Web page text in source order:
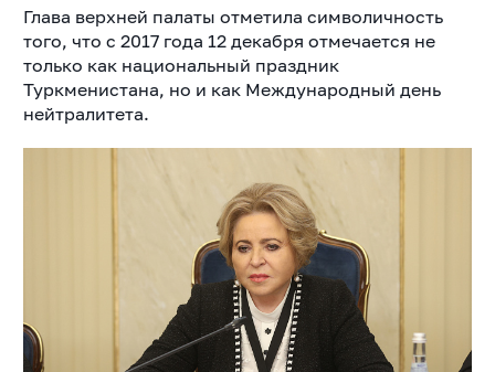
Глава верхней палаты отметила символичность
того, что с 2017 года 12 декабря отмечается не
только как национальный праздник
Туркменистана, но и как Международный день
нейтралитета.